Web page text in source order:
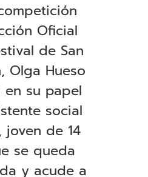
Oficial
de San
Olga Hueso
su papel
social
joven de 14
se queda
y acude a